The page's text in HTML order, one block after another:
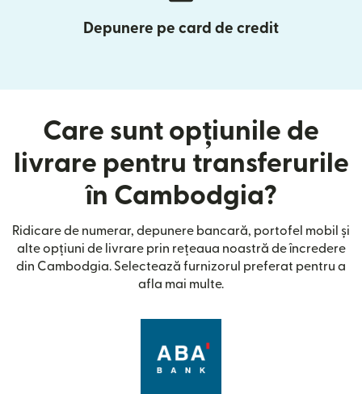
Depunere pe card de credit
Care sunt opțiunile de
livrare pentru transferurile
în Cambodgia?
Ridicare de numerar, depunere bancară, portofel mobil și
alte opțiuni de livrare prin rețeaua noastră de încredere
din Cambodgia. Selectează furnizorul preferat pentru a
afla mai multe.